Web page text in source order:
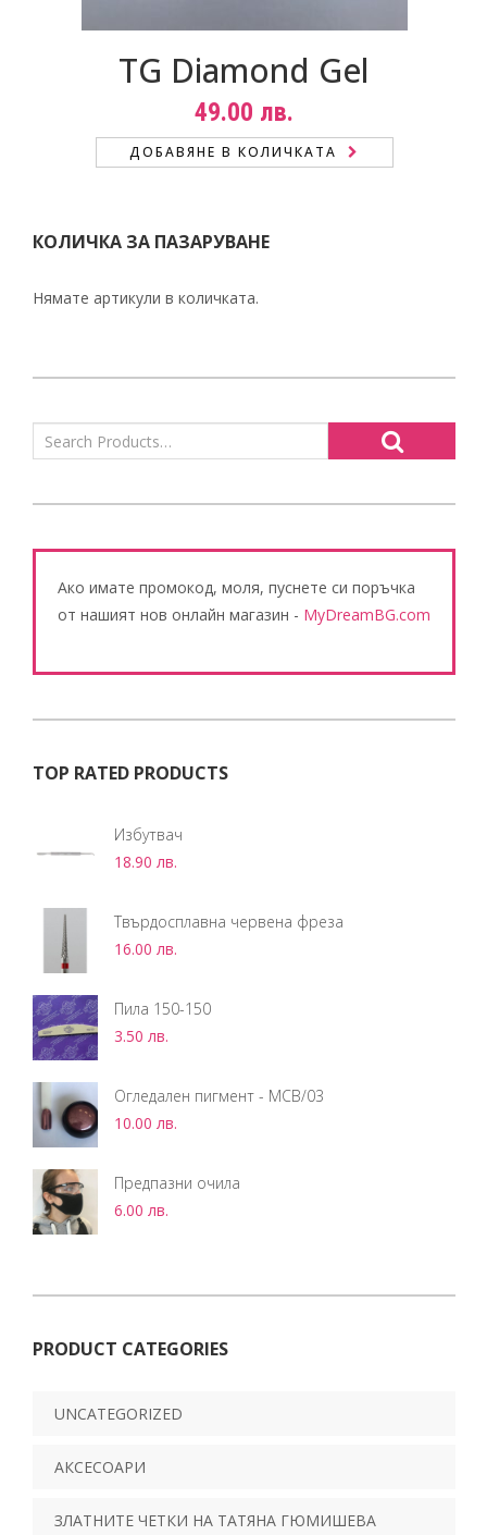
TG Diamond Gel
49.00 лв.
ДОБАВЯНЕ В КОЛИЧКАТА
КОЛИЧКА ЗА ПАЗАРУВАНЕ
Нямате артикули в количката.
Ако имате промокод, моля, пуснете си поръчка
от нашият нов онлайн магазин - MyDreamBG.com
TOP RATED PRODUCTS
Избутвач
18.90 лв.
Твърдосплавна червена фреза
16.00 лв.
Пила 150-150
3.50 лв.
Огледален пигмент - МCB/03
10.00 лв.
Предпазни очила
6.00 лв.
PRODUCT CATEGORIES
UNCATEGORIZED
АКСЕСОАРИ
ЗЛАТНИТЕ ЧЕТКИ НА ТАТЯНА ГЮМИШЕВА